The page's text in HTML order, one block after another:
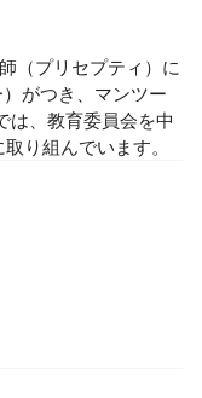
（プリセプティ）に
がつき、マンツー
は、教育委員会を中
り組んでいます。